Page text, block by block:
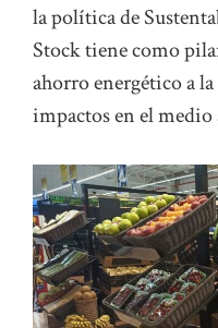
la política de
Stock tiene como
ahorro energético a
impactos en el